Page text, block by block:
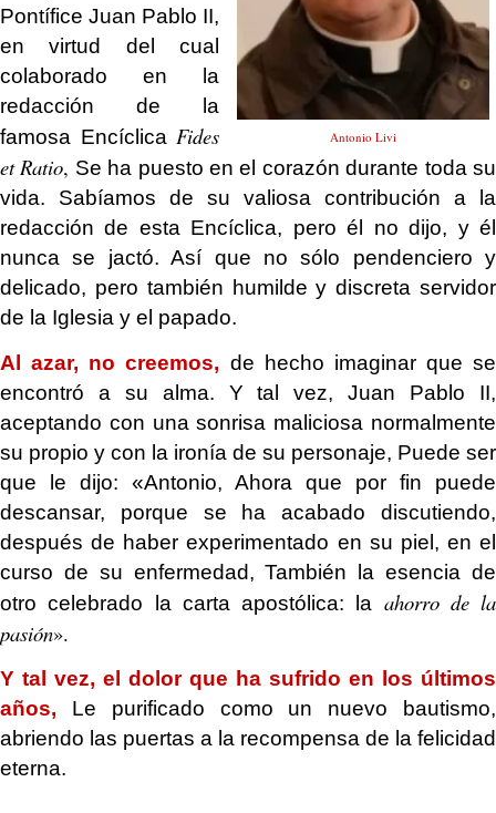
Antonio Livi
Pontífice Juan Pablo II,
en virtud del cual
colaborado en la
redacción de la
famosa Encíclica Fides
et Ratio, Se ha puesto en el corazón durante toda su
vida. Sabíamos de su valiosa contribución a la
redacción de esta Encíclica, pero él no dijo, y él
nunca se jactó. Así que no sólo pendenciero y
delicado, pero también humilde y discreta servidor
de la Iglesia y el papado.
Al azar, no creemos, de hecho imaginar que se
encontró a su alma. Y tal vez, Juan Pablo II,
aceptando con una sonrisa maliciosa normalmente
su propio y con la ironía de su personaje, Puede ser
que le dijo: «Antonio, Ahora que por fin puede
descansar, porque se ha acabado discutiendo,
después de haber experimentado en su piel, en el
curso de su enfermedad, También la esencia de
otro celebrado la carta apostólica: la ahorro de la
pasión».
Y tal vez, el dolor que ha sufrido en los últimos
años,
Le purificado como un nuevo bautismo,
abriendo las puertas a la recompensa de la felicidad
eterna.